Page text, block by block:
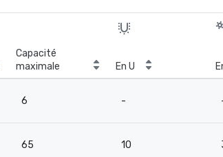
Capacité
maximale
En U
6 -
65 10